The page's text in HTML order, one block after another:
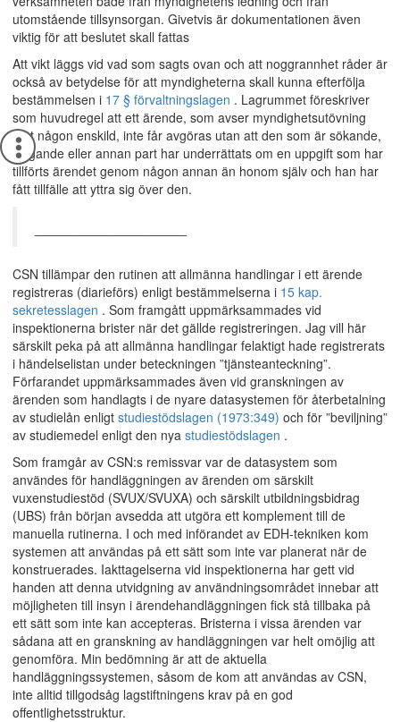
utomstående tillsynsorgan. Givetvis är dokumentationen även
viktig för att beslutet skall fattas
Att vikt läggs vid vad som sagts ovan och att noggrannhet råder är
också av betydelse för att myndigheterna skall kunna efterfölja
bestämmelsen i 17 § förvaltningslagen . Lagrummet föreskriver
som huvudregel att ett ärende, som avser myndighetsutövning
mot någon enskild, inte får avgöras utan att den som är sökande,
klagande eller annan part har underrättats om en uppgift som har
tillförts ärendet genom någon annan än honom själv och han har
fått tillfälle att yttra sig över den.
CSN tillämpar den rutinen att allmänna handlingar i ett ärende
registreras (diarieförs) enligt bestämmelserna i 15 kap.
sekretesslagen . Som framgått uppmärksammades vid
inspektionerna brister när det gällde registreringen. Jag vill här
särskilt peka på att allmänna handlingar felaktigt hade registrerats
i händelselistan under beteckningen ”tjänsteanteckning”.
Förfarandet uppmärksammades även vid granskningen av
ärenden som handlagts i de nyare datasystemen för återbetalning
av studielån enligt studiestödslagen (1973:349) och för ”beviljning”
av studiemedel enligt den nya studiestödslagen .
Som framgår av CSN:s remissvar var de datasystem som
användes för handläggningen av ärenden om särskilt
vuxenstudiestöd (SVUX/SVUXA) och särskilt utbildningsbidrag
(UBS) från början avsedda att utgöra ett komplement till de
manuella rutinerna. I och med införandet av EDH-tekniken kom
systemen att användas på ett sätt som inte var planerat när de
konstruerades. Iakttagelserna vid inspektionerna har gett vid
handen att denna utvidgning av användningsområdet innebar att
möjligheten till insyn i ärendehandläggningen fick stå tillbaka på
ett sätt som inte kan accepteras. Bristerna i vissa ärenden var
sådana att en granskning av handläggningen var helt omöjlig att
genomföra. Min bedömning är att de aktuella
handläggningssystemen, såsom de kom att användas av CSN,
inte alltid tillgodsåg lagstiftningens krav på en god
offentlighetsstruktur.